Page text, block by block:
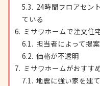
24時間フロアセン
ている
ミサワホームで注文住
担当者によって提
価格が不透明
ミサワホームがおすす
地震に強い家を建